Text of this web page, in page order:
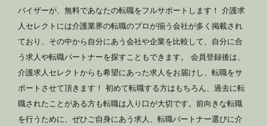
バイザーが、無料であなたの転職をフルサポートします！ 介護求
人セレクトには介護業界の転職のプロが揃う会社が多く掲載され
ており、その中から自分にあう会社や企業を比較して、自分に合
う求人や転職パートナーを探すこともできます。 会員登録後は、
介護求人セレクトからも希望にあった求人をお届けし、転職をサ
ポートさせて頂きます！ 初めて転職する方はもちろん、過去に転
職されたことがある方も転職は入り口が大切です。前向きな転職
を行うために、ぜひご自身にあう求人、転職パートナー選びに介